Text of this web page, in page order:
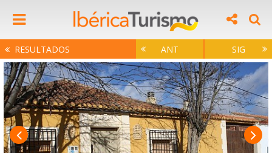
RESULTADOS ANT SIG